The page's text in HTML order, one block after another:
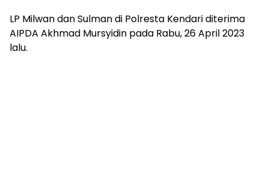
LP Milwan dan Sulman di Polresta Kendari diterima
AIPDA Akhmad Mursyidin pada Rabu, 26 April 2023
lalu.